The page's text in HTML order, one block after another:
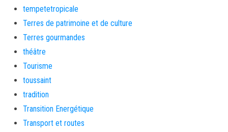
tempetetropicale
Terres de patrimoine et de culture
Terres gourmandes
théâtre
Tourisme
toussaint
tradition
Transition Energétique
Transport et routes